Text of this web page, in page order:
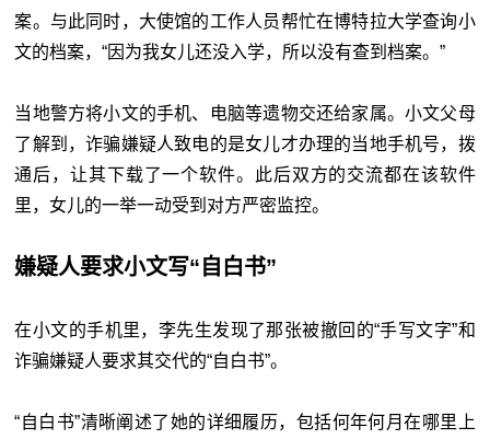
案。与此同时，大使馆的工作人员帮忙在博特拉大学查询小
文的档案，“因为我女儿还没入学，所以没有查到档案。”
当地警方将小文的手机、电脑等遗物交还给家属。小文父母
了解到，诈骗嫌疑人致电的是女儿才办理的当地手机号，拨
通后，让其下载了一个软件。此后双方的交流都在该软件
里，女儿的一举一动受到对方严密监控。
嫌疑人要求小文写“自白书”
在小文的手机里，李先生发现了那张被撤回的“手写文字”和
诈骗嫌疑人要求其交代的“自白书”。
“自白书”清晰阐述了她的详细履历，包括何年何月在哪里上